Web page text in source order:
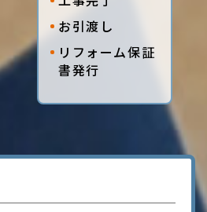
お引渡し
リフォーム保証
書発行